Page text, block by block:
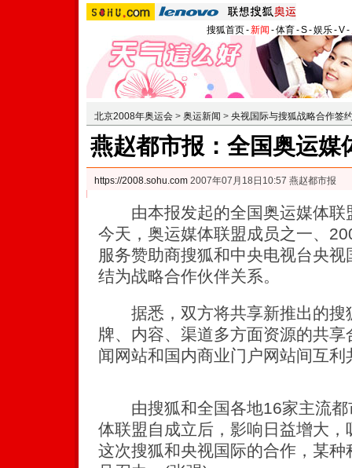
搜狐首页-新闻 -体育-S-娱乐-V-
北京2008年奥运会 > 奥运新闻 > 央视国际与搜狐战略合作签
燕赵都市报：全国奥运媒
https://2008.sohu.com 2007年07月18日10:57 燕赵都市报
由本报发起的全国奥运媒体联
今天，奥运媒体联盟成员之一、
服务赞助商搜狐和中央电视台央
结为战略合作伙伴关系。
据悉，双方将共享新推出的搜
牌、内容、渠道多方面资源的共
闻网站和国内商业门户网站间互
由搜狐和全国各地16家主流都
体联盟自成立后，影响日益增大
这次搜狐和央视国际的合作，某